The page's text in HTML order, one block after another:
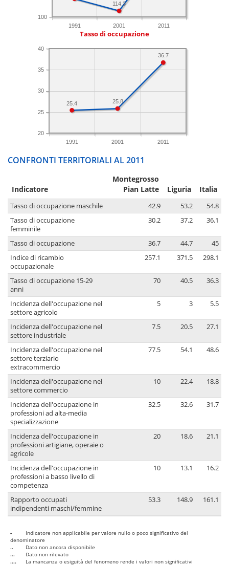
1991 2001 2011
100
114.3
Tasso di occupazione
1991 2001 2011
20
25
30
35
40
36.7
25.8
25.4
CONFRONTI TERRITORIALI AL 2011
Indicatore
Montegrosso
Pian Latte
Liguria Italia
Tasso di occupazione maschile 42.9 53.2
54.8
Tasso di occupazione
femminile
30.2 37.2 36.1
Tasso di occupazione 36.7 44.7
45
Indice di ricambio
occupazionale
257.1 371.5 298.1
Tasso di occupazione 15-29
anni
70 40.5 36.3
Incidenza dell'occupazione nel
settore agricolo
5 3 5.5
Incidenza dell'occupazione nel
settore industriale
7.5 20.5 27.1
Incidenza dell'occupazione nel
settore terziario
extracommercio
77.5 54.1 48.6
Incidenza dell'occupazione nel
settore commercio
10 22.4 18.8
Incidenza dell'occupazione in
professioni ad alta-media
specializzazione
32.5 32.6 31.7
Incidenza dell'occupazione in
professioni artigiane, operaie o
agricole
20 18.6 21.1
Incidenza dell'occupazione in
professioni a basso livello di
competenza
10 13.1 16.2
Rapporto occupati
indipendenti maschi/femmine
53.3 148.9 161.1
-
Indicatore non applicabile per valore nullo o poco significativo del
denominatore
..
Dato non ancora disponibile
...
Dato non rilevato
....
La mancanza o esiguità del fenomeno rende i valori non significativi